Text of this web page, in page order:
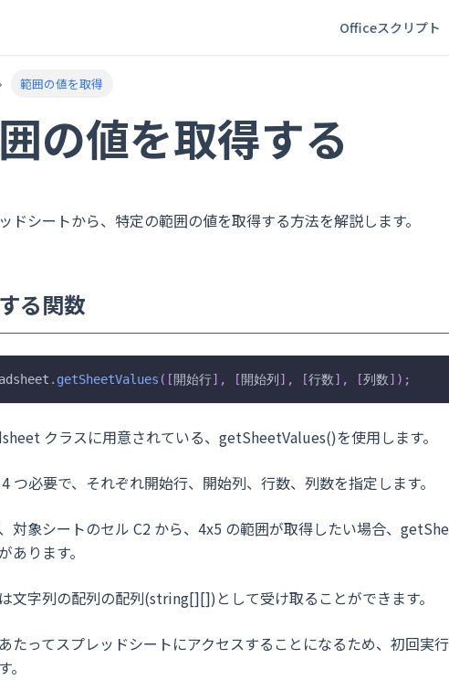
Officeスクリプト
範囲の値を取得
の値を取得する
ドシートから、特定の範囲の値を取得する方法を解説します。
る関数
. getSheetValues ( [ 開始行] , [ 開始列 ] , [行数] , [列数] ) ;
クラスに用意されている、getSheetValues()を使用します。
つ必要で、それぞれ開始行、開始列、行数、列数を指定します。
対象シートのセル C2 から、4x5 の範囲が取得したい場合、
あります。
文字列の配列の配列(string[][])として受け取ることができます。
たってスプレッドシートにアクセスすることになるため、初回実
。